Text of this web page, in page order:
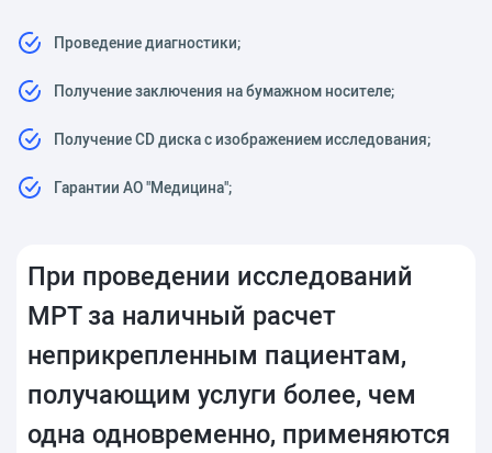
Проведение диагностики;
Получение заключения на бумажном носителе;
Получение CD диска с изображением исследования;
Гарантии АО "Медицина";
При проведении исследований
МРТ за наличный расчет
неприкрепленным пациентам,
получающим услуги более, чем
одна одновременно, применяются